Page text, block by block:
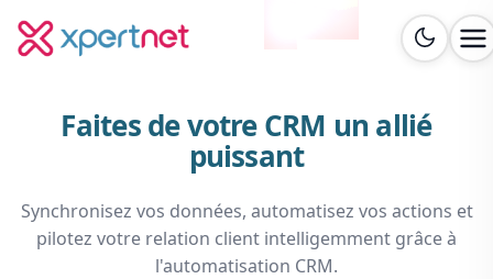
Faites de votre CRM un allié
puissant
Synchronisez vos données, automatisez vos actions et
pilotez votre relation client intelligemment grâce à
l'automatisation CRM.